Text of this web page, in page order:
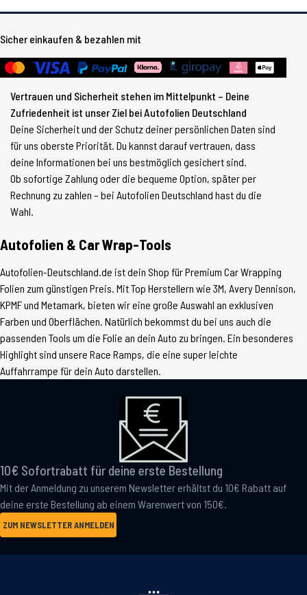
Sicher einkaufen & bezahlen mit
Vertrauen und Sicherheit stehen im Mittelpunkt – Deine
Zufriedenheit ist unser Ziel bei Autofolien Deutschland
Deine Sicherheit und der Schutz deiner persönlichen Daten sind
für uns oberste Priorität. Du kannst darauf vertrauen, dass
deine Informationen bei uns bestmöglich gesichert sind.
Ob sofortige Zahlung oder die bequeme Option, später per
Rechnung zu zahlen – bei Autofolien Deutschland hast du die
Wahl.
Autofolien & Car Wrap-Tools
Autofolien-Deutschland.de ist dein Shop für Premium Car Wrapping
Folien zum günstigen Preis. Mit Top Herstellern wie 3M, Avery Dennison,
KPMF und Metamark, bieten wir eine große Auswahl an exklusiven
Farben und Oberflächen. Natürlich bekommst du bei uns auch die
passenden Tools um die Folie an dein Auto zu bringen. Ein besonderes
Highlight sind unsere Race Ramps, die eine super leichte
Auffahrrampe für dein Auto darstellen.
10€ Sofortrabatt für deine erste Bestellung
Mit der Anmeldung zu unserem Newsletter erhältst du 10€ Rabatt auf
deine erste Bestellung ab einem Warenwert von 150€.
ZUM NEWSLETTER ANMELDEN